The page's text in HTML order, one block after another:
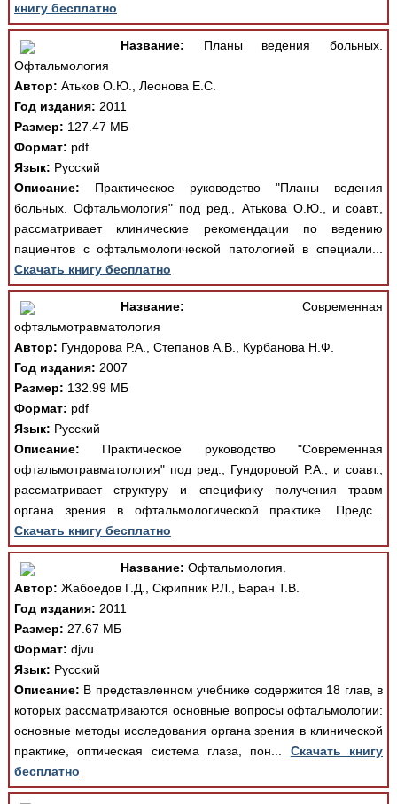
книгу бесплатно
Название: Планы ведения больных.
Офтальмология
Автор: Атьков О.Ю., Леонова Е.С.
Год издания: 2011
Размер: 127.47 МБ
Формат: pdf
Язык: Русский
Описание: Практическое руководство "Планы ведения
больных. Офтальмология" под ред., Атькова О.Ю., и соавт.,
рассматривает клинические рекомендации по ведению
пациентов с офтальмологической патологией в специали...
Скачать книгу бесплатно
Название: Современная
офтальмотравматология
Автор: Гундорова Р.А., Степанов А.В., Курбанова Н.Ф.
Год издания: 2007
Размер: 132.99 МБ
Формат: pdf
Язык: Русский
Описание: Практическое руководство "Современная
офтальмотравматология" под ред., Гундоровой Р.А., и соавт.,
рассматривает структуру и специфику получения травм
органа зрения в офтальмологической практике. Предс...
Скачать книгу бесплатно
Название: Офтальмология.
Автор: Жабоедов Г.Д., Скрипник Р.Л., Баран Т.В.
Год издания: 2011
Размер: 27.67 МБ
Формат: djvu
Язык: Русский
Описание: В представленном учебнике содержится 18 глав, в
которых рассматриваются основные вопросы офтальмологии:
основные методы исследования органа зрения в клинической
практике, оптическая система глаза, пон... Скачать книгу
бесплатно